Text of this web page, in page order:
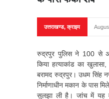
उत्तराखण्ड,क्राइम
रुद्रपुर पुलिस ने 100 से
किया हत्याकांड का
बरामद रुद्रपुर। उधम सिंह
निर्माणाधीन मकान के पास
सुलझा ली है। जांच में यह